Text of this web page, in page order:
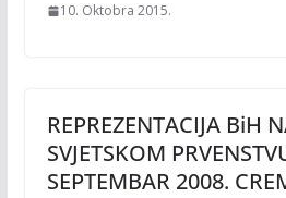
10. Oktobra 2015.
REPREZENTACIJA BiH
SVJETSKOM
SEPTEMBAR 2008.